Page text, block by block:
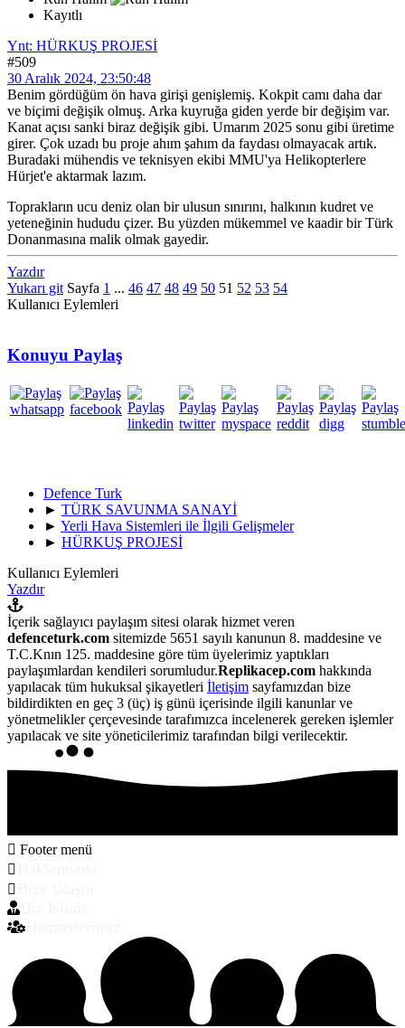
Kayıtlı
Ynt: HÜRKUŞ PROJESİ
#509
30 Aralık 2024, 23:50:48
Benim gördüğüm ön hava girişi genişlemiş. Kokpit camı daha dar
ve biçimi değişik olmuş. Arka kuyruğa giden yerde bir değişim var.
Kanat açısı sanki biraz değişik gibi. Umarım 2025 sonu gibi üretime
girer. Çok uzadı bu proje ahım şahım da faydası olmayacak artık.
Buradaki mühendis ve teknisyen ekibi MMU'ya Helikopterlere
Hürjet'e aktarmak lazım.
Toprakların ucu deniz olan bir ulusun sınırını, halkının kudret ve
yeteneğinin hududu çizer. Bu yüzden mükemmel ve kaadir bir Türk
Donanmasına malik olmak gayedir.
Yazdır
Yukarı git Sayfa 1 ... 46 47 48 49 50 51 52 53 54
Kullanıcı Eylemleri
Konuyu Paylaş
Defence Turk
► TÜRK SAVUNMA SANAYİ
► Yerli Hava Sistemleri ile İlgili Gelişmeler
► HÜRKUŞ PROJESİ
Kullanıcı Eylemleri
Yazdır
İçerik sağlayıcı paylaşım sitesi olarak hizmet veren
defenceturk.com sitemizde 5651 sayılı kanunun 8. maddesine ve
T.C.Knın 125. maddesine göre tüm üyelerimiz yaptıkları
paylaşımlardan kendileri sorumludur.Replikacep.com hakkında
yapılacak tüm hukuksal şikayetleri İletişim sayfamızdan bize
bildirdikten en geç 3 (üç) iş günü içerisinde ilgili kanunlar ve
yönetmelikler çerçevesinde tarafımızca incelenerek gereken işlemler
yapılacak ve site yöneticilerimiz tarafından bilgi verilecektir.
Footer menü